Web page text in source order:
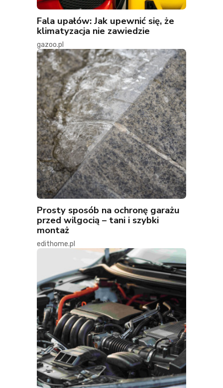
Fala upałów: Jak upewnić się, że
klimatyzacja nie zawiedzie
gazoo.pl
Prosty sposób na ochronę garażu
przed wilgocią – tani i szybki
montaż
edithome.pl